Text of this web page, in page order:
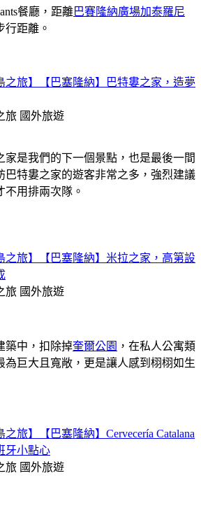
餐廳，距離巴賽隆納廣場加泰羅尼
行距離。
之旅】【巴塞隆納】巴特婁之家，造夢
旅 國外旅遊
家是我們的下一個景點，也是最後一間
巴特婁之家的遊客非常之多，強烈建議
用排兩次隊。
之旅】【巴塞隆納】米拉之家，高第設
旅 國外旅遊
築中，扣除掉奎爾公園 ，在私人公寓類
為巨大且寬敞，更是讓人感到栩栩如生
之旅】【巴塞隆納】Cervecería Catalana
牙小點心
旅 國外旅遊